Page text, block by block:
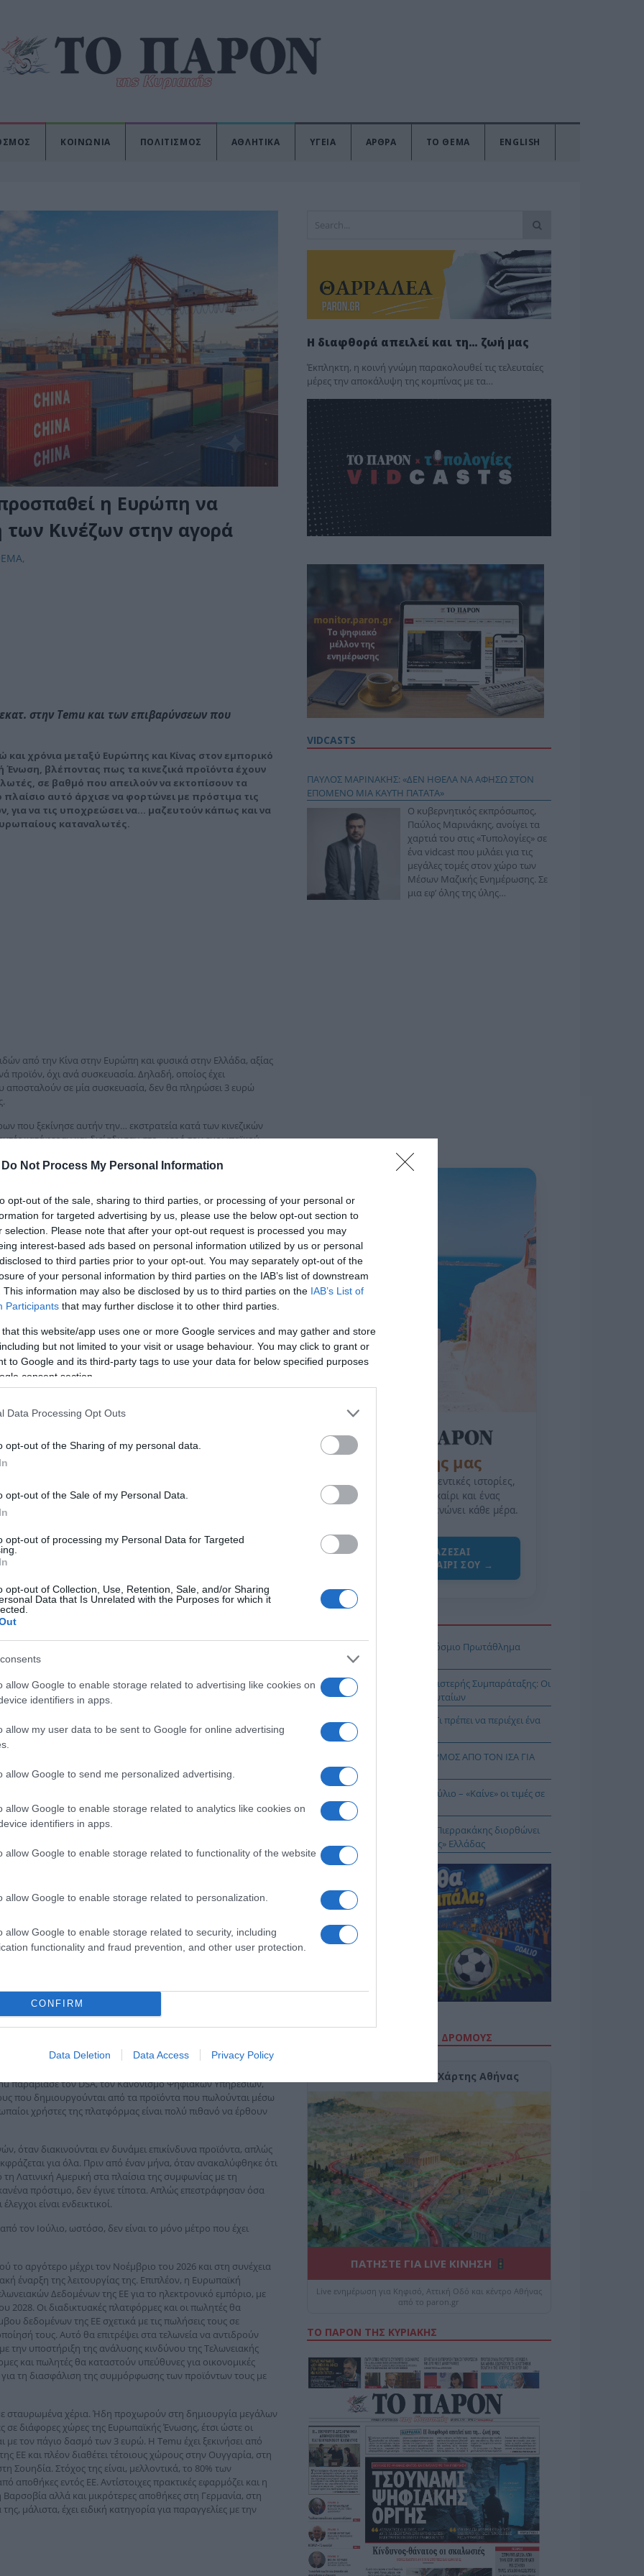
Do Not Process My Personal Information
opt-out of the sale, sharing to third parties, or processing of your personal or
for targeted advertising by us, please use the below opt-out section to
selection. Please note that after your opt-out request is processed you may
interest-based ads based on personal information utilized by us or personal
to third parties prior to your opt-out. You may separately opt-out of the
of your personal information by third parties on the IAB’s list of downstream
This information may also be disclosed by us to third parties on the IAB’s List of
Participants that may further disclose it to other third parties.
that this website/app uses one or more Google services and may gather and store
but not limited to your visit or usage behaviour. You may click to grant or
to Google and its third-party tags to use your data for below specified purposes
consent section.
Data Processing Opt Outs
opt-out of the Sharing of my personal data.
opt-out of the Sale of my Personal Data.
opt-out of processing my Personal Data for Targeted
opt-out of Collection, Use, Retention, Sale, and/or Sharing
Data that Is Unrelated with the Purposes for which it
allow Google to enable storage related to advertising like cookies on
identifiers in apps.
allow my user data to be sent to Google for online advertising
allow Google to send me personalized advertising.
allow Google to enable storage related to analytics like cookies on
identifiers in apps.
allow Google to enable storage related to functionality of the website
allow Google to enable storage related to personalization.
allow Google to enable storage related to security, including
functionality and fraud prevention, and other user protection.
CONFIRM
Data Deletion Data Access Privacy Policy
ΚΟΙΝΩΝΙΑ ΠΟΛΙΤΙΣΜΟΣ ΑΘΛΗΤΙΚΑ ΥΓΕΙΑ ΑΡΘΡΑ ΤΟ ΘΕΜΑ ENGLISH
η Ευρώπη να
Κινέζων στην αγορά
,
στην Τemu και των επιβαρύνσεων που
χρόνια μεταξύ Ευρώπης και Κίνας στον εμπορικό
Ένωση, βλέποντας πως τα κινεζικά προϊόντα έχουν
σε βαθμό που απειλούν να εκτοπίσουν τα
αυτό άρχισε να φορτώνει με πρόστιμα τις
για να τις υποχρεώσει να… μαζευτούν κάπως και να
καταναλωτές.
από την Κίνα στην Ευρώπη και φυσικά στην Ελλάδα, αξίας
προϊόν, όχι ανά συσκευασία. Δηλαδή, οποίος έχει
αποσταλούν σε μία συσκευασία, δεν θα πληρώσει 3 ευρώ
που ξεκίνησε αυτήν την… εκστρατεία κατά των κινεζικών
κατάφεραν και διείσδυσαν στο… ιερό του ευρωπαϊκού
πουλάνε πάμφθηνα προϊόντα και κατέχουν άριστα
κινεζικά προϊόντα σημείο αναφοράς στις ευρωπαϊκές
πωλήσεων.
και μοιραία φαίνεται ότι χάνουν τη μάχη της αγοράς. Και η
δόντια, γιατί στο εμπόριο το δόγμα «ο θάνατος σου η ζωή
κινεζικές πλατφόρμες με δικονομικούς και όχι
και του ελεύθερου ανταγωνισμού για πρόσκαιρα
της αγοράς και την ομαλοποίηση του λιανεμπορίου,
τελών, δείχνοντας πως δεν έχει άλλες λύσεις. Γιατί αν
την τάξη. Και όχι να καταφεύγει στα πρόστιμα και
ήθελε να σταθεί δίπλα στον καταναλωτή, θα έπαιρνε μέτρα
προϊόντα ανταγωνιστικότερα των κινεζικών.
αγοράς, δεν θέλει φθηνά προϊόντα. Θέλει να είναι οι τιμές
δέος, και για να το πετύχει θέλει να… βγάλει από τη μέση
αλλά συγκεντρωτισμό. Ελεγχόμενη αγορά και όχι
της, τους ανθρώπους της, αλλά να ενισχύσει την
αλλά το ότι κέρδισαν την αγορά επειδή ξέρουν να πουλάνε
δεν γίνεται να το αγνοήσουμε. Γι’ αυτό και θα
τους όρους και τους κανόνες της αγοράς και όχι με
πρόστιμο 200 εκατ. ευρώ γιατί άφησε ανεξέλεγκτη τη
ευρωπαίους καταναλωτές. Καλά έκανε, θέλει να
κόσμο, γιατί έκανε τη συμφωνία με τη Mercosur, που…
περιορίζει την παραγωγή ευρωπαϊκών κρεάτων, που είναι
τους;
και τα πρόστιμα είναι μέρος του εμπορικού πολέμου ΕΕ –
τον DSA, τον Κανονισμό Ψηφιακών Υπηρεσιών,
που δημιουργούνται από τα προϊόντα που πωλούνται μέσω
χρήστες της πλατφόρμας είναι πολύ πιθανό να έρθουν
όταν διακινούνται εν δυνάμει επικίνδυνα προϊόντα, απλώς
για όλα. Πριν από έναν μήνα, όταν ανακαλύφθηκε ότι
Λατινική Αμερική στα πλαίσια της συμφωνίας με τη
πρόστιμο, δεν έγινε τίποτα. Απλώς επεστράφησαν όσα
είναι ενδεικτικοί.
τον Ιούλιο, ωστόσο, δεν είναι το μόνο μέτρο που έχει
το αργότερο μέχρι τον Νοέμβριο του 2026 και στη συνέχεια
έναρξη της λειτουργίας της. Επιπλέον, η Ευρωπαϊκή
Δεδομένων της ΕΕ για το ηλεκτρονικό εμπόριο, με
2028. Οι διαδικτυακές πλατφόρμες και οι πωλητές θα
δεδομένων της ΕΕ σχετικά με τις πωλήσεις τους σε
τους. Αυτό θα επιτρέψει στα τελωνεία να αντιδρούν
υποστήριξη της ανάλυσης κινδύνου της Τελωνειακής
και πωλητές θα καταστούν υπεύθυνες για οικονομικές
για τη διασφάλιση της συμμόρφωσης των προϊόντων τους με
σταυρωμένα χέρια. Ήδη προχωρούν στη δημιουργία μεγάλων
διάφορες χώρες της Ευρωπαϊκής Ένωσης, έτσι ώστε οι
τον πάγιο δασμό των 3 ευρώ. Η Τemu έχει ξεκινήσει από
ΕΕ και πλέον διαθέτει τέτοιους χώρους στην Ουγγαρία, στη
Σουηδία. Στόχος της είναι, μελλοντικά, το 80% των
αποθήκες εντός ΕΕ. Αντίστοιχες πρακτικές εφαρμόζει και η
αλλά και μικρότερες αποθήκες στη Γερμανία, στη
μάλιστα, έχει ειδική κατηγορία για παραγγελίες με την
Η διαφθορά απειλεί και τη… ζωή μας
Έκπληκτη, η κοινή γνώμη παρακολουθεί τις τελευταίες
μέρες την αποκάλυψη της κο­μπίνας με τα…
VIDCASTS
ΠΑΥΛΟΣ ΜΑΡΙΝΑΚΗΣ: «ΔΕΝ ΗΘΕΛΑ ΝΑ ΑΦΗΣΩ ΣΤΟΝ
ΕΠΟΜΕΝΟ ΜΙΑ ΚΑΥΤΗ ΠΑΤΑΤΑ»
Ο κυβερνητικός εκπρόσωπος,
Παύλος Μαρινάκης, ανοίγει τα
χαρτιά του στις «Τυπολογίες» σε
ένα vidcast που μιλάει για τις
μεγάλες τομές στον χώρο των
Μέσων Μαζικής Ενημέρωσης. Σε
μια εφ’ όλης της ύλης
της Ζωής μας
Οι άνθρωποι, οι αυθεντικές ιστορίες,
το ελληνικό καλοκαίρι και ένας
πολιτισμός που μας ενώνει κάθε μέρα.
ΌΣΑ ΧΡΕΙΆΖΕΣΑΙ
ΓΙΑ ΤΟ ΚΑΛΟΚΑΊΡΙ ΣΟΥ →
Ιππασία – Η Ελλάδα στο Παγκόσμιο Πρωτάθλημα
Ιππασίας!
Ανακοίνωση της Ελληνικής Αριστερής Συμπαράταξης: Οι
«άριστοι» τελευταίοι των τελευταίων
Ελληνικός Ερυθρός Σταυρός: Τι πρέπει να περιέχει ένα
φαρμακείο διακοπών
ΙΟΣ ΔΥΤΙΚΟΥ ΝΕΙΛΟΥ: ΣΥΝΑΓΕΡΜΟΣ ΑΠΟ ΤΟΝ ΙΣΑ ΓΙΑ
ΤΗΝ ΑΤΤΙΚΗ
Πληθωρισμός: Στο 3,4% τον Ιούλιο – «Καίνε» οι τιμές σε
στέγη και καύσιμα
Το… Δικαίωμα στη Σιωπή…: Ο Πιερρακάκης διορθώνει
την εικόνα μιας «διεφθαρμένης» Ελλάδας
ΔΕΙΤΕ ΤΗΝ ΚΙΝΗΣΗ ΣΤΟΥΣ ΔΡΌΜΟΥΣ
Κίνηση Τώρα: Live Χάρτης Αθήνας
ΠΑΤΗΣΤΕ ΓΙΑ LIVE ΚΙΝΗΣΗ
Live ενημέρωση για Κηφισό, Αττική Οδό και κέντρο Αθήνας
από το paron.gr
ΤΟ ΠΑΡΟΝ ΤΗΣ ΚΥΡΙΑΚΗΣ